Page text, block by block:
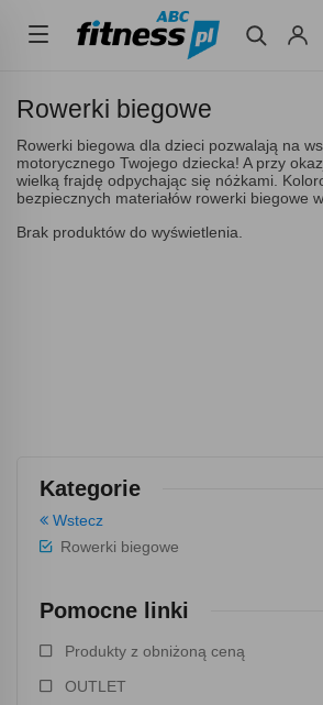
Kategorie
Wstecz
Rowerki biegowe
Pomocne linki
Produkty z obniżoną ceną
OUTLET
Rowerki biegowe
Rowerki biegowa dla dzieci pozwalają na
motorycznego Twojego dziecka! A przy
wielką frajdę odpychając się nóżkami.
bezpiecznych materiałów rowerki biegowe
Brak produktów do wyświetlenia.